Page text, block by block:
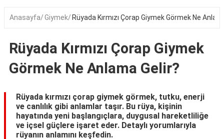
Bebek
Çocuk
Deniz
Düğün
Erkek
Eski
Anasayfa Giymek Rüyada Kırmızı Çorap Giymek Görmek Ne
Rüyada Kırmızı Çorap Giymek
Görmek Ne Anlama Gelir?
Rüyada kırmızı çorap giymek görmek, tutku, enerji
ve canlılık gibi anlamlar taşır. Bu rüya, kişinin
hayatında yeni başlangıçlara, duygusal hareketliliğe
ve içsel güçlere işaret eder. Detaylı yorumlarıyla
rüyanın anlamını keşfedin.